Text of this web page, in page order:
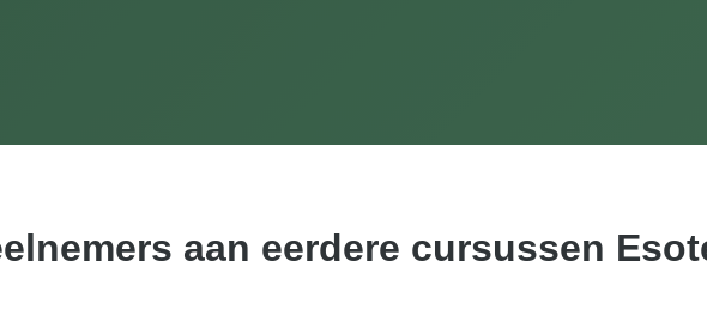
aan eerdere cursussen